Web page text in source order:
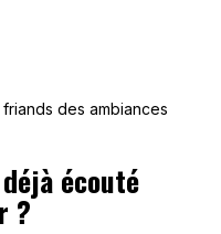
des ambiances
écouté
?